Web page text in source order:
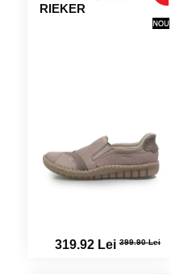
RIEKER
319.92 Lei 399.90 Lei